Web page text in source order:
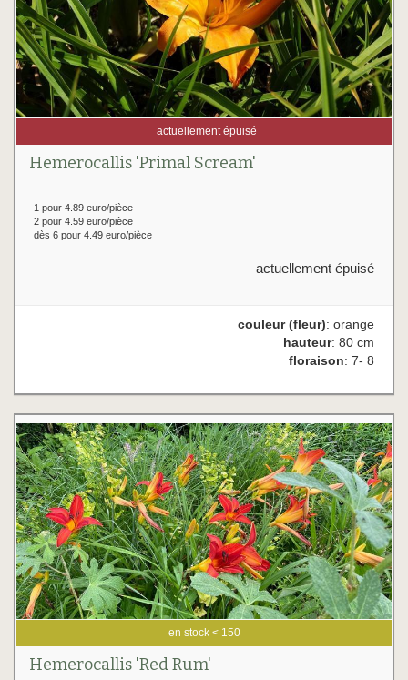
actuellement épuisé
Hemerocallis 'Primal Scream'
1 pour 4.89 euro/pièce
2 pour 4.59 euro/pièce
dès 6 pour 4.49 euro/pièce
actuellement épuisé
couleur (fleur): orange
hauteur: 80 cm
floraison: 7- 8
en stock < 150
Hemerocallis 'Red Rum'